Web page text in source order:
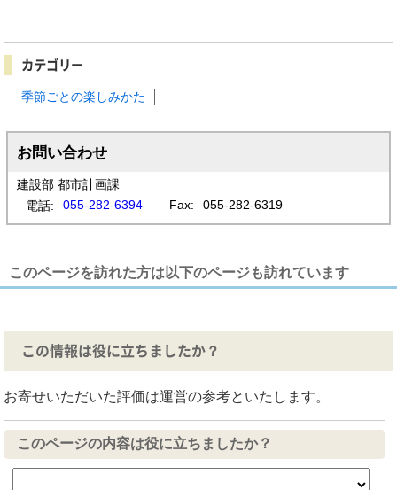
カテゴリー
季節ごとの楽しみかた
お問い合わせ
建設部 都市計画課
電話:
055-282-6394 Fax: 055-282-6319
このページを訪れた方は以下のページも訪れています
この情報は役に立ちましたか？
お寄せいただいた評価は運営の参考といたします。
このページの内容は役に立ちましたか？